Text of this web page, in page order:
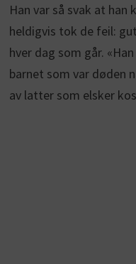
Han var så svak at han
heldigvis tok de feil:
hver dag som går.
barnet som var døden
av latter som elsker